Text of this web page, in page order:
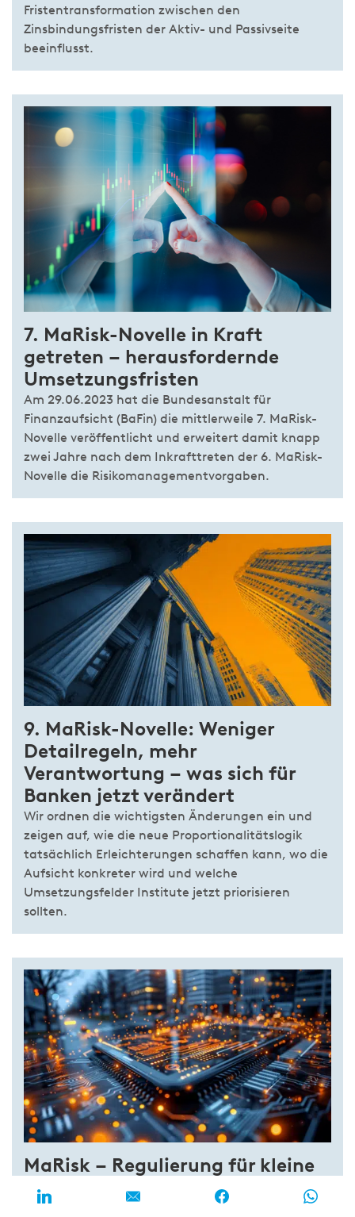
Fristentransformation zwischen den
Zinsbindungsfristen der Aktiv- und Passivseite
beeinflusst.
7. MaRisk-Novelle in Kraft
getreten – heraus­fordernde
Umsetzungs­fristen
Am 29.06.2023 hat die Bundesanstalt für
Finanzaufsicht (BaFin) die mittlerweile 7. MaRisk-
Novelle veröffentlicht und erweitert damit knapp
zwei Jahre nach dem Inkrafttreten der 6. MaRisk-
Novelle die Risikomanagementvorgaben.
9. MaRisk-Novelle: Weniger
Detailregeln, mehr
Verantwortung – was sich für
Banken jetzt verändert
Wir ordnen die wichtigsten Änderungen ein und
zeigen auf, wie die neue Proportionalitätslogik
tatsächlich Erleichterungen schaffen kann, wo die
Aufsicht konkreter wird und welche
Umsetzungsfelder Institute jetzt priorisieren
sollten.
MaRisk – Regulierung für kleine
Finanzinstitute: BaFin schafft
Luft zum Atmen